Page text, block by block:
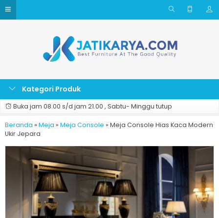
Kategori Produk
Buka jam 08.00 s/d jam 21.00 , Sabtu- Minggu tutup
Beranda » Meja » Meja Console » Meja Console Hias Kaca Modern
Ukir Jepara